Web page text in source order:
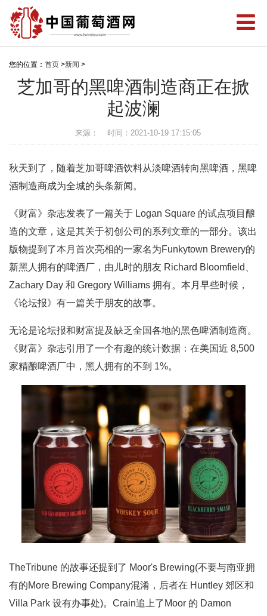
您的位置： 首页 >新闻 >
芝加哥的黑啤酒制造商正在掀
起波澜
来源： 时间：2021-10-19 17:15:05
秋天到了，随着芝加哥啤酒饮料从淡啤酒转向黑啤酒，黑啤
酒制造商成为全城的头条新闻。
《财富》杂志发表了一篇关于 Logan Square 的试点项目酿
造的文章，这是其关于初创公司的系列文章的一部分。该出
版物提到了本月首次亮相的一家名为Funkytown Brewery的
新黑人拥有的啤酒厂，由儿时的朋友 Richard Bloomfield、
Zachary Day 和 Gregory Williams 拥有。本月早些时候，
《论坛报》有一篇关于朋友的故事。
无论是论坛报和财富提及缺乏全国各地的黑色啤酒制造商。
《财富》杂志引用了一个有趣的统计数据：在美国近 8,500
家精酿啤酒厂中，黑人拥有的不到 1%。
TheTribune 的故事还提到了 Moor's Brewing(不要与南亚拥
有的More Brewing Company混淆，后者在 Huntley 郊区和
Villa Park 设有办事处)。Crain追上了Moor 的 Damon